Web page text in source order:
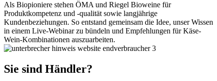
Als Biopioniere stehen ÖMA und Riegel Bioweine für
Produktkompetenz und -qualität sowie langjährige
Kundenbeziehungen. So entstand gemeinsam die Idee, unser Wissen
in einem Live-Webinar zu bündeln und Empfehlungen für Käse-
Wein-Kombinationen auszuarbeiten.
Sie sind Händler?